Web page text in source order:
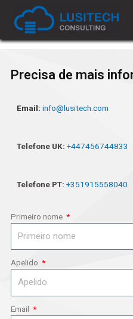
Precisa de mais
Email: info@lusitech.com
Telefone UK: +447456744833
Telefone PT: +351915558040
Primeiro nome
Apelido
Email